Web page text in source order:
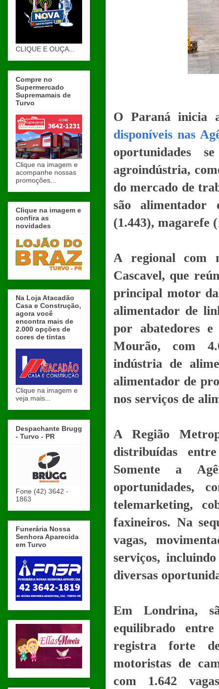
O Paraná inicia
disponíveis nas
oportunidades
agroindústria,
do mercado de
são alimentador
(1.443), magarefe
A regional com
Cascavel, que
principal motor da
alimentador de
por abatedores e
Mourão, com
indústria de
alimentador de
nos serviços de
A Região
distribuídas
Somente a
oportunidades,
telemarketing,
faxineiros. Na
vagas,
serviços,
diversas
Em Londrina,
equilibrado
registra forte
motoristas de
com 1.642
CLIQUE E OUÇA...
Compre no
Supermercado
Supremamais de
Turvo
Clique na imagem e
acompanhe nossas
promoções...
Clique na imagem e
confira as
novidades
Na Loja Atacadão
Casa e Construção,
agora você
encontra mais de
2.000 opções de
cores de tintas
Clique na imagem e
veja mais...
Despachante Brugg
- Turvo - PR
Fone (42) 3642 -
1863
Funerária Nossa
Senhora Aparecida
em Turvo